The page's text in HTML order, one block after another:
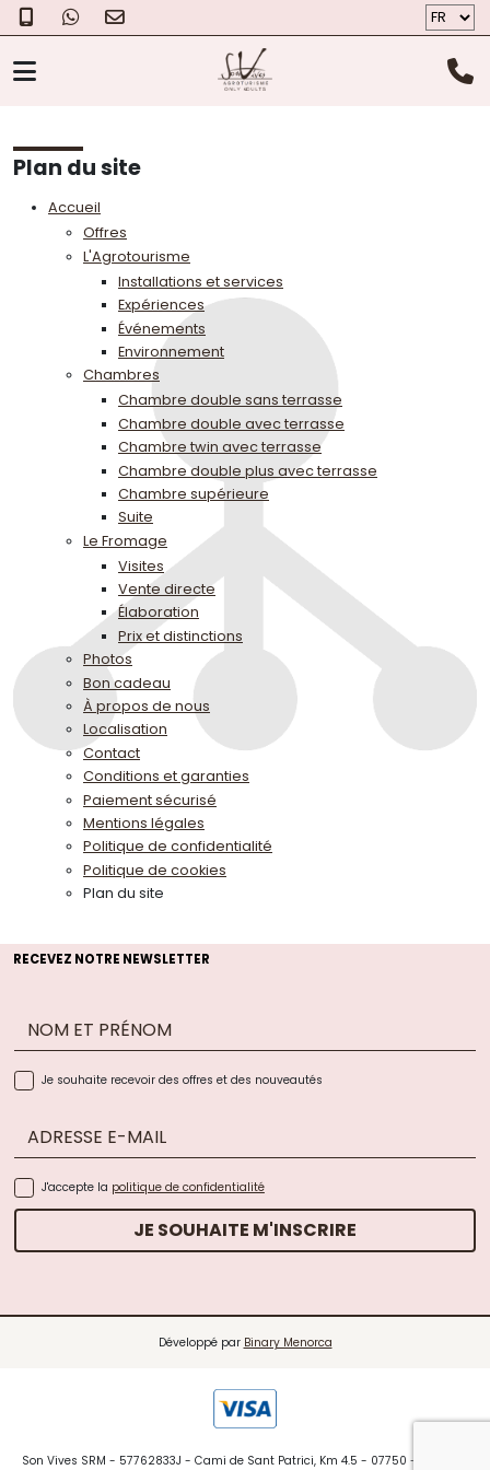
L'AGROTOURISME
PHOTOS
BON CADEAU
LOCALISATION
CONTACT
Conditions et garanties
Politique de confidentialité
Politique de cookies
Plan du site
Plan du site
Accueil
Offres
L'Agrotourisme
Installations et services
Expériences
Événements
Environnement
Chambres
Chambre double sans terrasse
Chambre double avec terrasse
Chambre twin avec terrasse
Chambre double plus avec terrasse
Chambre supérieure
Suite
Le Fromage
Visites
Vente directe
Élaboration
Prix et distinctions
Photos
Bon cadeau
À propos de nous
Localisation
Contact
Conditions et garanties
Paiement sécurisé
Mentions légales
Politique de confidentialité
Politique de cookies
Plan du site
RECEVEZ NOTRE NEWSLETTER
NOM ET PRÉNOM
Je souhaite recevoir des offres et des nouveautés
ADRESSE E-MAIL
J'accepte la politique de confidentialité
JE SOUHAITE M'INSCRIRE
Développé par Binary Menorca
Son Vives SRM - 57762833J - Cami de Sant Patrici, Km 4.5 - 07750 - Ferreries